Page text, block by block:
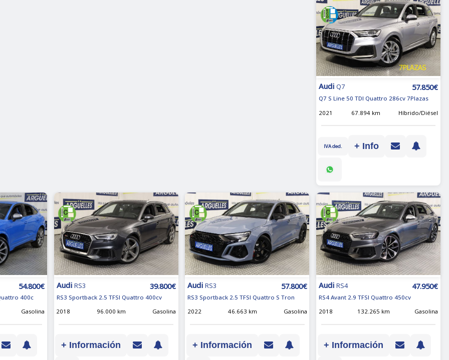
Audi Q7 57.850€
Q7 S Line 50 TDI Quattro 286cv 7Plazas
2021
67.894 km Híbrido/Diésel
IVA ded. + Info
54.800€
400c
Gasolina
Audi RS3 39.800€
RS3 Sportback 2.5 TFSI Quattro 400cv
2018
96.000 km Gasolina
+ Información
Audi RS3 57.800€
RS3 Sportback 2.5 TFSI Quattro S Tron
2022
46.663 km Gasolina
+ Información
Audi RS4 47.950€
RS4 Avant 2.9 TFSI Quattro 450cv
2018
132.265 km Gasolina
+ Información